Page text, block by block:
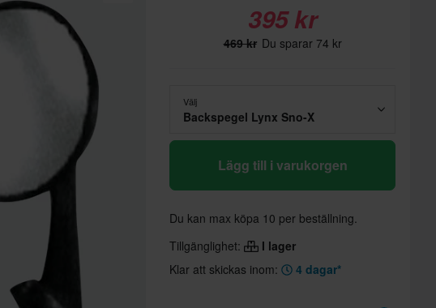
395 kr
469 kr Du sparar 74 kr
Välj
Backspegel Lynx Sno-X
Lägg till i varukorgen
Du kan max köpa 10 per beställning.
Tillgänglighet:
I lager
Klar att skickas inom:
4 dagar*